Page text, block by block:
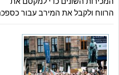
הרווח ולקבל את המירב עבור